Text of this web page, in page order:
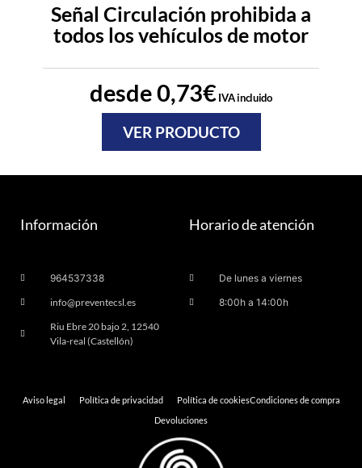
Señal Circulación prohibida a
todos los vehículos de motor
desde0,73€IVA incluido
VER PRODUCTO
Información
964537338
info@preventecsl.es
Riu Ebre 20 bajo 2, 12540
Vila-real (Castellón)
Horario de atención
De lunes a viernes
8:00h a 14:00h
Aviso legal Política de privacidad Política de cookiesCondiciones de compra
Devoluciones